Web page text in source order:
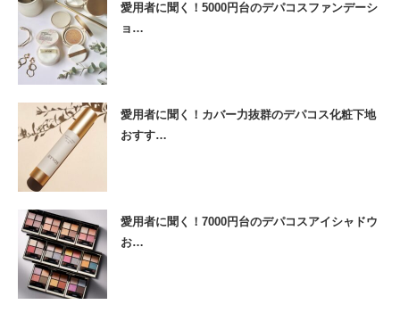
愛用者に聞く！5000円台のデパコスファンデーシ
ョ…
愛用者に聞く！カバー力抜群のデパコス化粧下地
おすす…
愛用者に聞く！7000円台のデパコスアイシャドウ
お…